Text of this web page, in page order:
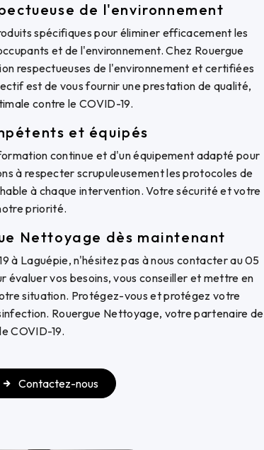
de l'environnement
spécifiques pour éliminer efficacement les
et de l'environnement. Chez Rouergue
respectueuses de l'environnement et certifiées
est de vous fournir une prestation de qualité,
contre le COVID-19.
et équipés
continue et d'un équipement adapté pour
à respecter scrupuleusement les protocoles de
à chaque intervention. Votre sécurité et votre
priorité.
Nettoyage dès maintenant
à Laguépie, n'hésitez pas à nous contacter au 05
évaluer vos besoins, vous conseiller et mettre en
situation. Protégez-vous et protégez votre
Rouergue Nettoyage, votre partenaire de
COVID-19.
Contactez-nous